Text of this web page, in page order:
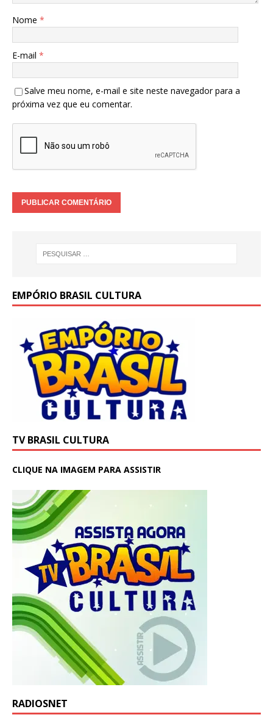
Nome *
E-mail *
Salve meu nome, e-mail e site neste navegador para a
próxima vez que eu comentar.
EMPÓRIO BRASIL CULTURA
TV BRASIL CULTURA
CLIQUE NA IMAGEM PARA ASSISTIR
RADIOSNET